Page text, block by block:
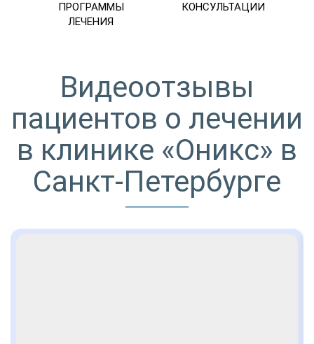
ПРОГРАММЫ
ЛЕЧЕНИЯ
КОНСУЛЬТАЦИИ
Видеоотзывы
пациентов о лечении
в клинике «Оникс» в
Санкт-Петербурге